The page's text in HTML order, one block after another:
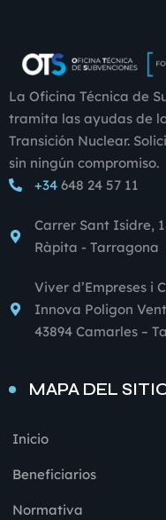
La Oficina Técnica de
tramita las ayudas de
Transición Nuclear.
sin ningún compromiso.
+34648 24 57 11
Carrer Sant Isidre,
Ràpita - Tarragona
Viver d’Empreses i
Innova Poligon
43894 Camarles –
MAPA DEL
Inicio
Beneficiarios
Normativa